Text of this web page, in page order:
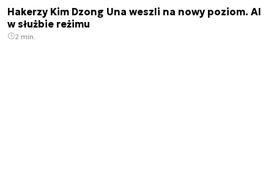
Hakerzy Kim Dzong Una weszli na nowy poziom. AI
w służbie reżimu
2 min.